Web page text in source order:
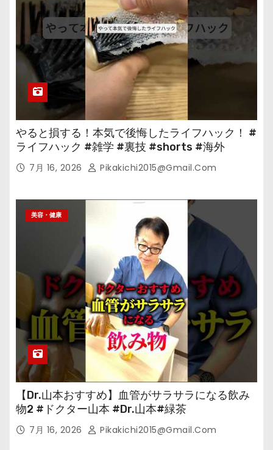
やると損する！本気で後悔したライフハック！ #
ライフハック #雑学 #裏技 #shorts #海外
7月 16, 2026 Pikakichi2015@gmail.com
美容・健康
【Dr.山本おすすめ】血管がサラサラになる飲み
物2 #ドクター山本 #Dr.山本#緑茶
7月 16, 2026 Pikakichi2015@gmail.com